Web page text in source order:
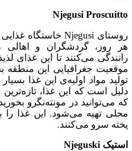
Njegusi Proscuitto
هر روز، گردشگران و اهالی
رانندگی می‌کنند تا این غذای
موقعیت جغرافیایی این
تولید مواد اولیه‌ی این غذا
دلیل است که این غذا،
که می‌توانید در مونته‌نگرو
محلی تهیه می‌شود. این غذا را
پخته سرو می‌کنند.
استیک Njeguski